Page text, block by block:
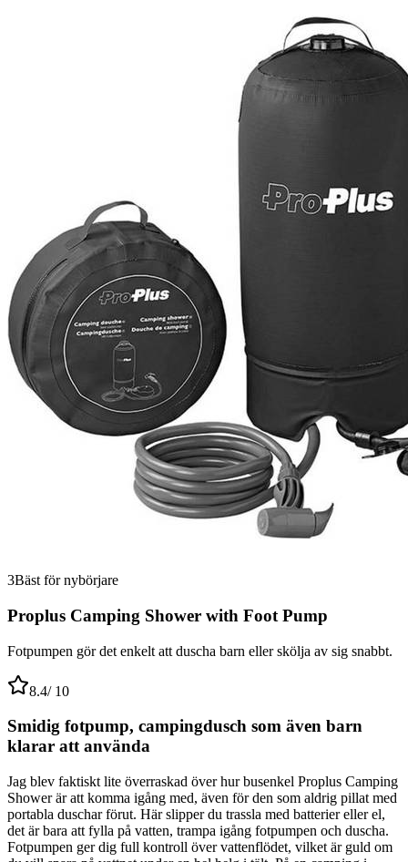
3Bäst för nybörjare
Proplus Camping Shower with Foot Pump
Fotpumpen gör det enkelt att duscha barn eller skölja av sig snabbt.
8.4/ 10
Smidig fotpump, campingdusch som även barn
klarar att använda
Jag blev faktiskt lite överraskad över hur busenkel Proplus Camping
Shower är att komma igång med, även för den som aldrig pillat med
portabla duschar förut. Här slipper du trassla med batterier eller el,
det är bara att fylla på vatten, trampa igång fotpumpen och duscha.
Fotpumpen ger dig full kontroll över vattenflödet, vilket är guld om